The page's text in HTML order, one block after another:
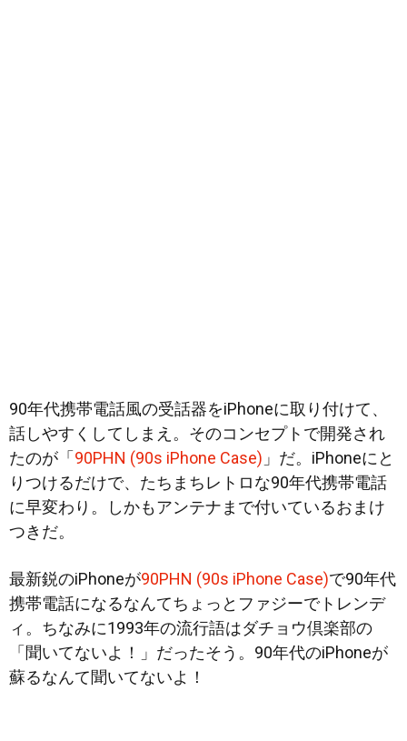
90年代携帯電話風の受話器をiPhoneに取り付けて、
話しやすくしてしまえ。そのコンセプトで開発され
たのが「 90PHN (90s iPhone Case) 」だ。iPhoneにと
りつけるだけで、たちまちレトロな90年代携帯電話
に早変わり。しかもアンテナまで付いているおまけ
つきだ。
最新鋭のiPhoneが90PHN (90s iPhone Case)で90年代
携帯電話になるなんてちょっとファジーでトレンデ
ィ。ちなみに1993年の流行語はダチョウ倶楽部の
「聞いてないよ！」だったそう。90年代のiPhoneが
蘇るなんて聞いてないよ！